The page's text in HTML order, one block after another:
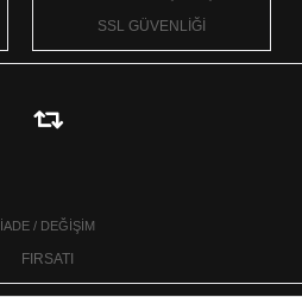
SSL GÜVENLİĞİ
İADE / DEĞİŞİM
FIRSATI